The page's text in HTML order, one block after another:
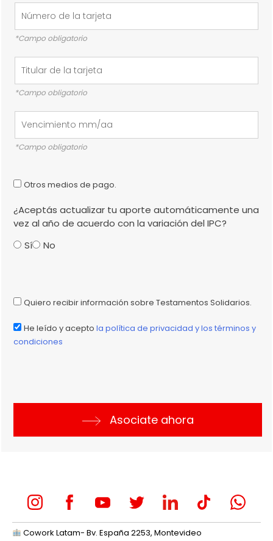
*Campo obligatorio
*Campo obligatorio
*Campo obligatorio
Otros medios de pago.
¿Aceptás actualizar tu aporte automáticamente una
vez al año de acuerdo con la variación del IPC?
Sí
No
Quiero recibir información sobre Testamentos Solidarios.
He leído y acepto la política de privacidad y los términos y
condiciones
Asociate ahora
Cowork Latam- Bv. España 2253, Montevideo